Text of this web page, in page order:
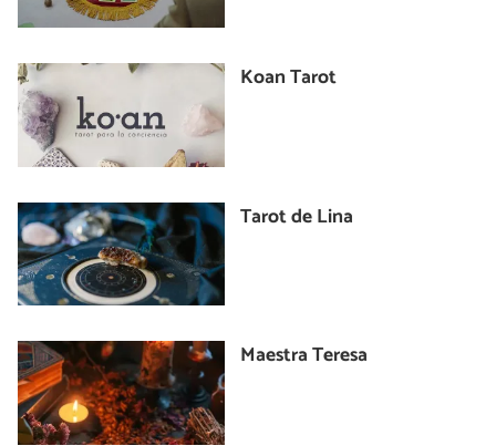
Koan Tarot
Tarot de Lina
Maestra Teresa